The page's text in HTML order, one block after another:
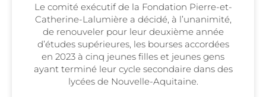
Le comité exécutif de la Fondation Pierre-et-
Catherine-Lalumière a décidé, à l’unanimité,
de renouveler pour leur deuxième année
d’études supérieures, les bourses accordées
en 2023 à cinq jeunes filles et jeunes gens
ayant terminé leur cycle secondaire dans des
lycées de Nouvelle-Aquitaine.